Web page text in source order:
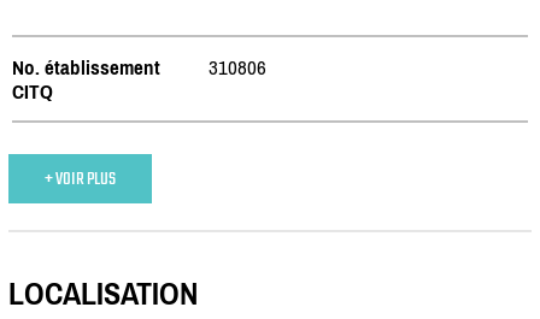
No. établissement
CITQ
310806
+ VOIR PLUS
LOCALISATION